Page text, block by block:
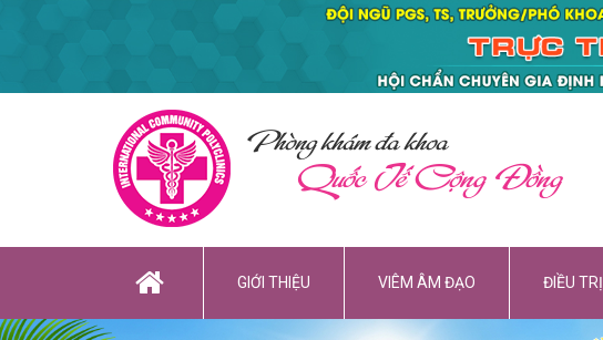
Phòng khám đa khoa
Quốc Tế Cộng Đồng
GIỚI THIỆU VIÊM ÂM ĐẠO ĐIỀU TRỊ